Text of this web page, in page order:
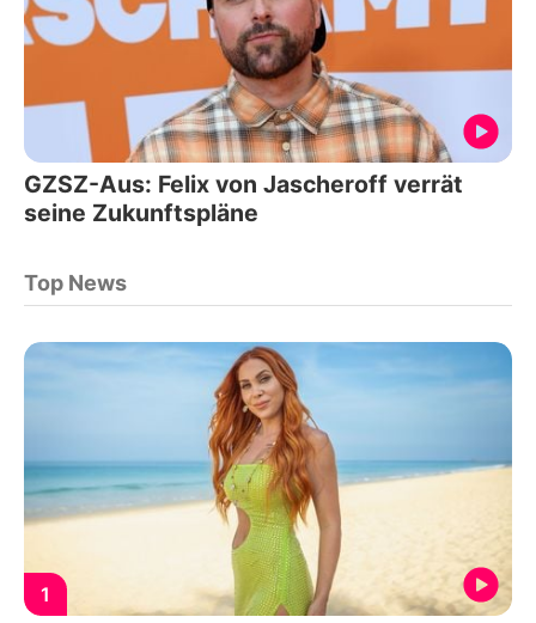
GZSZ-Aus: Felix von Jascheroff verrät
seine Zukunftspläne
Top News
1